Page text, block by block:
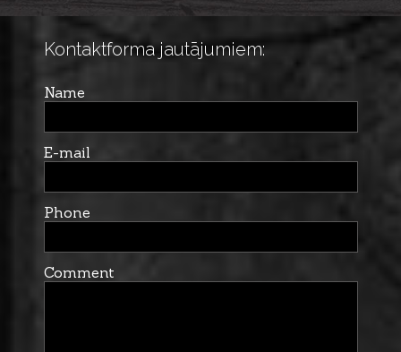
Kontaktforma jautājumiem:
Name
E-mail
Phone
Comment